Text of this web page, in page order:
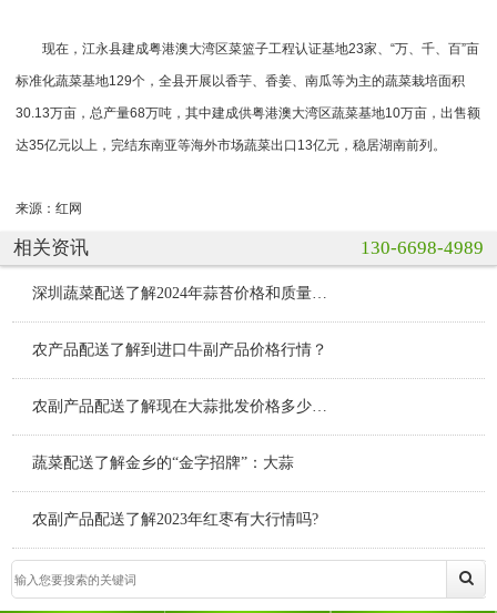
现在，江永县建成粤港澳大湾区菜篮子工程认证基地23家、“万、千、百”亩
标准化蔬菜基地129个，全县开展以香芋、香姜、南瓜等为主的蔬菜栽培面积
30.13万亩，总产量68万吨，其中建成供粤港澳大湾区蔬菜基地10万亩，出售额
达35亿元以上，完结东南亚等海外市场蔬菜出口13亿元，稳居湖南前列。
来源：红网
相关资讯 130-6698-4989
深圳蔬菜配送了解2024年蒜苔价格和质量能匹配吗？
农产品配送了解到进口牛副产品价格行情？
农副产品配送了解现在大蒜批发价格多少钱？
蔬菜配送了解金乡的“金字招牌”：大蒜
农副产品配送了解2023年红枣有大行情吗?